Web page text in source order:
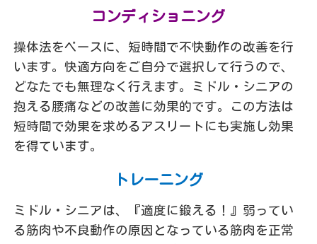
コンディショニング
操体法をベースに、短時間で不快動作の改善を行
います。快適方向をご自分で選択して行うので、
どなたでも無理なく行えます。ミドル・シニアの
抱える腰痛などの改善に効果的です。この方法は
短時間で効果を求めるアスリートにも実施し効果
を得ています。
トレーニング
ミドル・シニアは、『適度に鍛える！』弱ってい
る筋肉や不良動作の原因となっている筋肉を正常